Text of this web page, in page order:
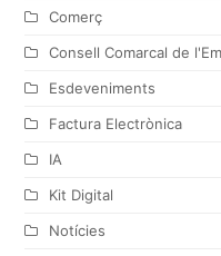
Comerç
Consell Comarcal de
Esdeveniments
Factura Electrònica
IA
Kit Digital
Notícies